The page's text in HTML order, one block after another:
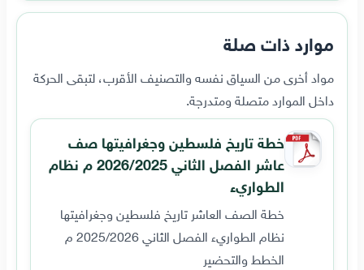
موارد ذات صلة
مواد أخرى من السياق نفسه والتصنيف الأقرب، لتبقى الحركة
داخل الموارد متصلة ومتدرجة.
خطة تاريخ فلسطين وجغرافيتها صف
عاشر الفصل الثاني 2026/2025 م نظام
الطواريء
خطة الصف العاشر تاريخ فلسطين وجغرافيتها
نظام الطواريء الفصل الثاني 2025/2026 م
الخطط والتحضير